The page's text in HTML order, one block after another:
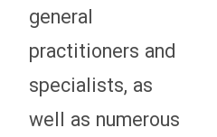
general
practitioners and
specialists, as
well as numerous